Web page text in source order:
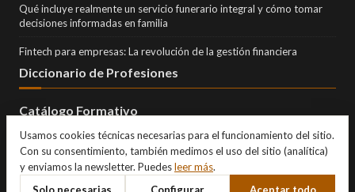
Qué incluye realmente un servicio funerario integral y cómo tomar
decisiones informadas en familia
Fintech para empresas: La revolución de la gestión financiera
Diccionario de Profesiones
Catálogo Formativo
Usamos cookies técnicas necesarias para el funcionamiento del sitio.
Con su consentimiento, también medimos el uso del sitio (analítica)
y enviamos la newsletter. Puedesleer más.